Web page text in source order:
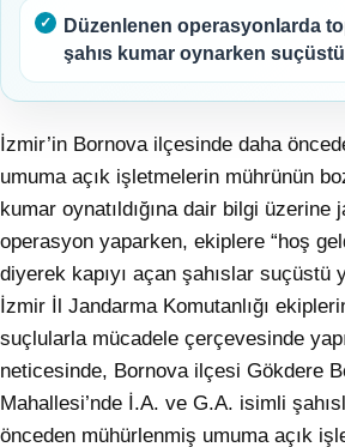
Düzenlenen operasyonlarda
şahıs kumar oynarken
İzmir’in Bornova ilçesinde daha
umuma açık işletmelerin mührünün
kumar oynatıldığına dair bilgi üzerine
operasyon yaparken, ekiplere “hoş
diyerek kapıyı açan şahıslar suçüstü
İzmir İl Jandarma Komutanlığı
suçlularla mücadele çerçevesinde
neticesinde, Bornova ilçesi Gökdere
Mahallesi’nde İ.A. ve G.A. isimli
önceden mühürlenmiş umuma açık